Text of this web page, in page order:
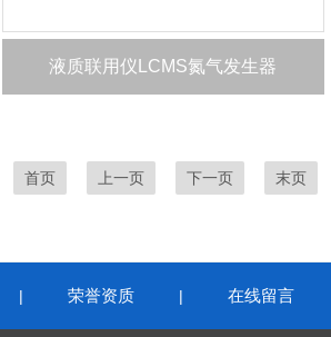
液质联用仪LCMS氮气发生器
首页 上一页 下一页 末页
| 荣誉资质 | 在线留言